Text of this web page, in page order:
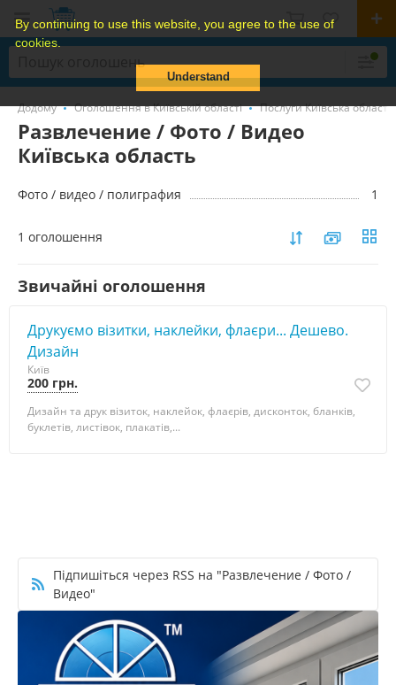
By continuing to use this website, you agree to the use of
cookies.
Understand
Додому Оголошення в Київській області Послуги Київська область
Развлечение / Фото / Видео
Київська область
Фото / видео / полиграфия 1
1 оголошення
Звичайні оголошення
Друкуємо візитки, наклейки, флаєри... Дешево.
Дизайн
Київ
200 грн.
Дизайн та друк візиток, наклейок, флаєрів, дисконток, бланків,
буклетів, листівок, плакатів,...
Підпишіться через RSS на "Развлечение / Фото /
Видео"